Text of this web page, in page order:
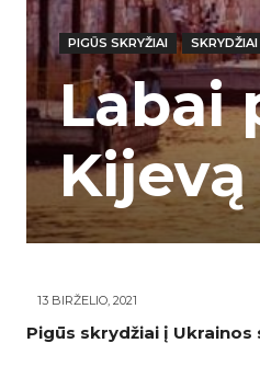
PIGŪS SKRYŽIAI SKRYDŽIAI
Labai
13 BIRŽELIO, 2021
Pigūs skrydžiai į